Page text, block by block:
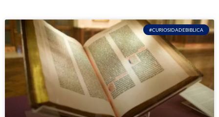
#CURIOSIDADEBIBLICA